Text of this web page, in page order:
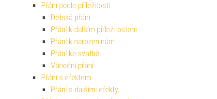
Přání podle příležitosti
Dětská přání
Přání k dalším příležitostem
Přání k narozeninám
Přání ke svatbě
Vánoční přání
Přání s efektem
Přání s dalšími efekty